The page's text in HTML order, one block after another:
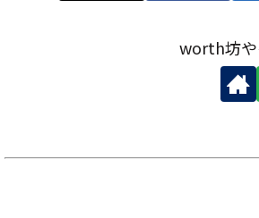
worth坊や